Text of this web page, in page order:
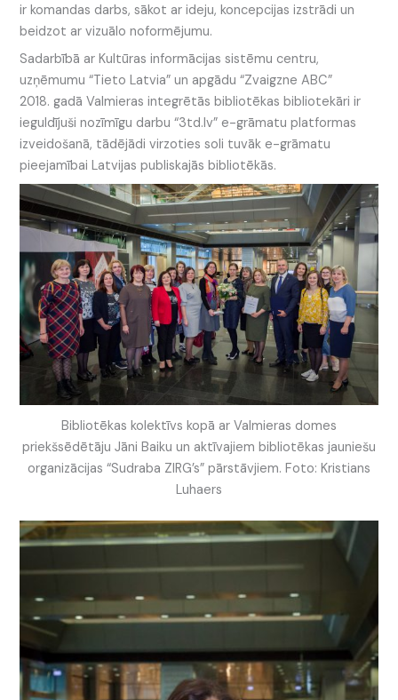
ir komandas darbs, sākot ar ideju, koncepcijas izstrādi un
beidzot ar vizuālo noformējumu.
Sadarbībā ar Kultūras informācijas sistēmu centru,
uzņēmumu “Tieto Latvia” un apgādu “Zvaigzne ABC”
2018. gadā Valmieras integrētās bibliotēkas bibliotekāri ir
ieguldījuši nozīmīgu darbu “3td.lv” e-grāmatu platformas
izveidošanā, tādējādi virzoties soli tuvāk e-grāmatu
pieejamībai Latvijas publiskajās bibliotēkās.
Bibliotēkas kolektīvs kopā ar Valmieras domes
priekšsēdētāju Jāni Baiku un aktīvajiem bibliotēkas jauniešu
organizācijas “Sudraba ZIRG’s” pārstāvjiem. Foto: Kristians
Luhaers